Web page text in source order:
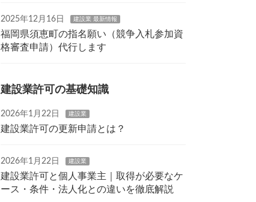
2025年12月16日 建設業 最新情報
福岡県須恵町の指名願い（競争入札参加資
格審査申請）代行します
建設業許可の基礎知識
2026年1月22日 建設業
建設業許可の更新申請とは？
2026年1月22日 建設業
建設業許可と個人事業主｜取得が必要なケ
ース・条件・法人化との違いを徹底解説